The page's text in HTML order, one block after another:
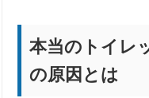
本当のトイレ
の原因とは